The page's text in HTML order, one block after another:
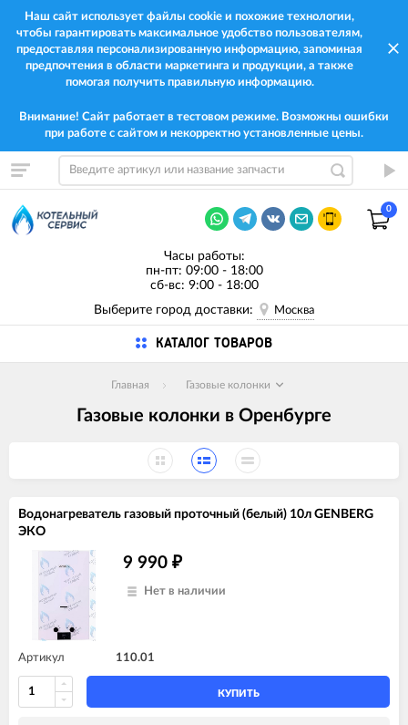
Наш сайт использует файлы cookie и похожие технологии,
чтобы гарантировать максимальное удобство пользователям,
предоставляя персонализированную информацию, запоминая
предпочтения в области маркетинга и продукции, а также
помогая получить правильную информацию.
Внимание! Сайт работает в тестовом режиме. Возможны ошибки
при работе с сайтом и некорректно установленные цены.
0
Часы работы:
пн-пт: 09:00 - 18:00
сб-вс: 9:00 - 18:00
Выберите город доставки:
Москва
КАТАЛОГ ТОВАРОВ
Главная Газовые колонки
Газовые колонки в Оренбурге
Водонагреватель газовый проточный (белый) 10л GENBERG
ЭКО
9 990 ₽
Нет в наличии
Артикул 110.01
КУПИТЬ